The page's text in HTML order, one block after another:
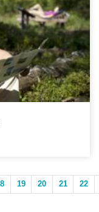
19 20 21 22